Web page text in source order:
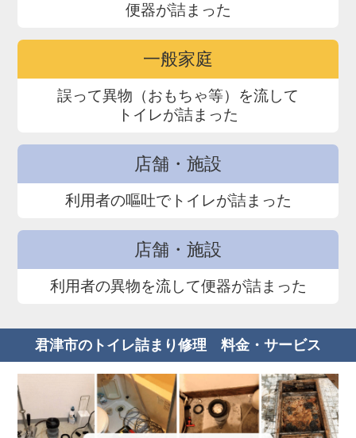
便器が詰まった
一般家庭
誤って異物（おもちゃ等）を流して
トイレが詰まった
店舗・施設
利用者の嘔吐でトイレが詰まった
店舗・施設
利用者の異物を流して便器が詰まった
君津市のトイレ詰まり修理 料金・サービス